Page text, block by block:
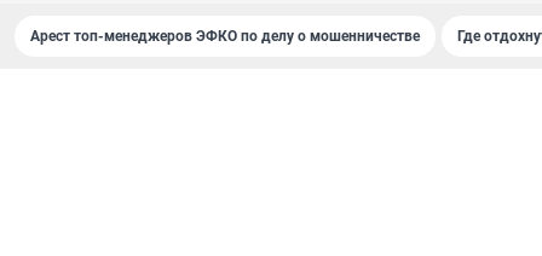
Арест топ-менеджеров ЭФКО по делу о мошенничестве Где